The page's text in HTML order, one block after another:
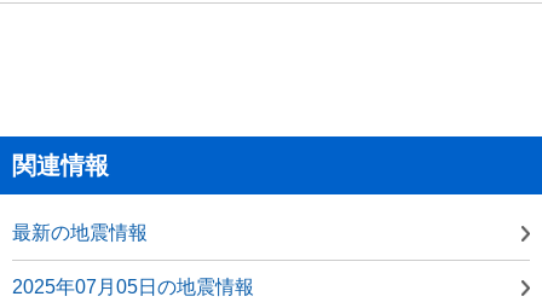
関連情報
最新の地震情報
2025年07月05日の地震情報